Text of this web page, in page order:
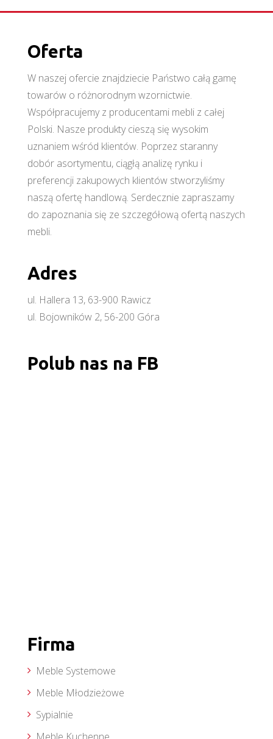
Oferta
W naszej ofercie znajdziecie Państwo całą gamę
towarów o różnorodnym wzornictwie.
Współpracujemy z producentami mebli z całej
Polski. Nasze produkty cieszą się wysokim
uznaniem wśród klientów. Poprzez staranny
dobór asortymentu, ciągłą analizę rynku i
preferencji zakupowych klientów stworzyliśmy
naszą ofertę handlową. Serdecznie zapraszamy
do zapoznania się ze szczegółową ofertą naszych
mebli.
Adres
ul. Hallera 13, 63-900 Rawicz
ul. Bojowników 2, 56-200 Góra
Polub nas na FB
Firma
Meble Systemowe
Meble Młodzieżowe
Sypialnie